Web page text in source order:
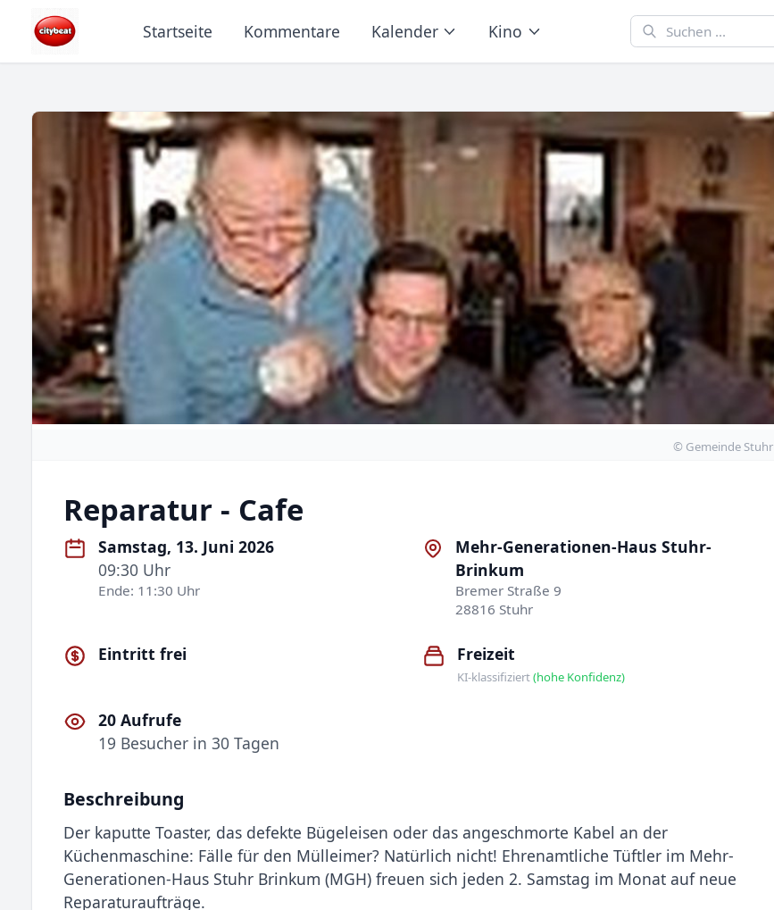
Startseite Kommentare Kalender Kino
© Gemeinde Stuhr
Reparatur - Cafe
Samstag, 13. Juni 2026
09:30 Uhr
Ende: 11:30 Uhr
Mehr-Generationen-Haus Stuhr-
Brinkum
Bremer Straße 9
28816 Stuhr
Eintritt frei Freizeit
KI-klassifiziert(hohe Konfidenz)
20 Aufrufe
19 Besucher in 30 Tagen
Beschreibung
Der kaputte Toaster, das defekte Bügeleisen oder das angeschmorte Kabel an der
Küchenmaschine: Fälle für den Mülleimer? Natürlich nicht! Ehrenamtliche Tüftler im Mehr-
Generationen-Haus Stuhr Brinkum (MGH) freuen sich jeden 2. Samstag im Monat auf neue
Reparaturaufträge.